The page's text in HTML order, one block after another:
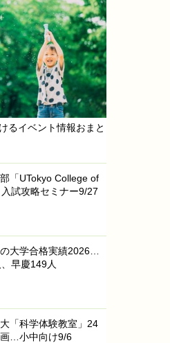
るイベント情報おまと
「UTokyo College of
試攻略セミナー9/27
大学合格実績2026…
早慶149人
「科学体験教室」24
…小中向け9/6